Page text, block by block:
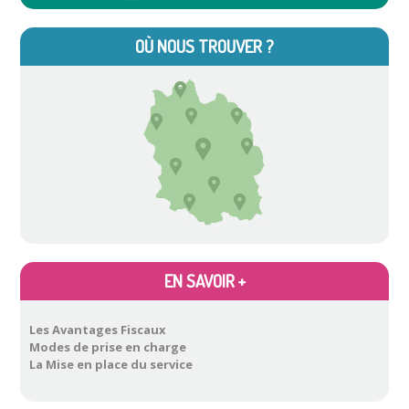
l'occasion du recrutement d'un(e) infirmier(ère), Nicole Bertanier, infirmière
Atelier Moments de jeu
Atelier gérer son budget à la retraite
OÙ NOUS TROUVER ?
EN SAVOIR +
Les Avantages Fiscaux
Modes de prise en charge
La Mise en place du service